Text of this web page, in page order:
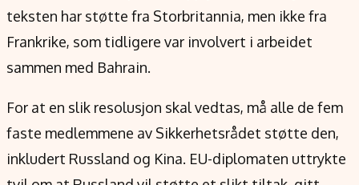
teksten har støtte fra Storbritannia, men ikke fra
Frankrike, som tidligere var involvert i arbeidet
sammen med Bahrain.
For at en slik resolusjon skal vedtas, må alle de fem
faste medlemmene av Sikkerhetsrådet støtte den,
inkludert Russland og Kina. EU-diplomaten uttrykte